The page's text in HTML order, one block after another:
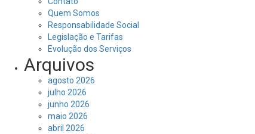
Quem Somos
Responsabilidade Social
Legislação e Tarifas
Evolução dos Serviços
Arquivos
agosto 2026
julho 2026
junho 2026
maio 2026
abril 2026